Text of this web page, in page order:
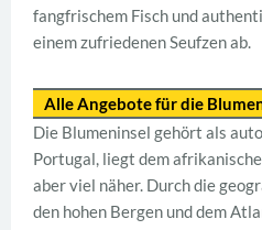
fangfrischem Fisch und
einem zufriedenen Seufzen ab.
Alle Angebote für die
Die Blumeninsel gehört als
Portugal, liegt dem
aber viel näher. Durch die
den hohen Bergen und dem